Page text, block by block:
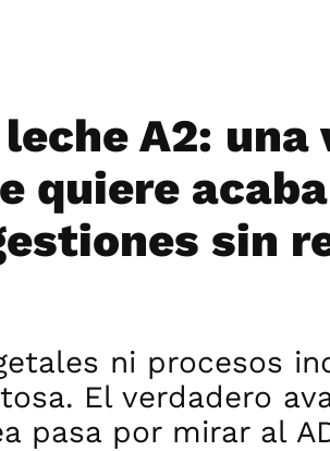
leche A2:
quiere
sin
ni procesos
El verdadero
pasa por mirar al